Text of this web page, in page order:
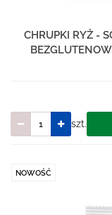
CHRUPKI RYŻ -
szt.
NOWOŚĆ